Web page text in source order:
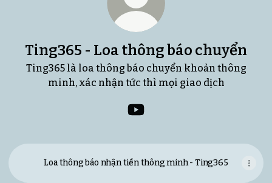
Ting365 - Loa thông báo chuyển
Ting365 là loa thông báo chuyển khoản thông
minh, xác nhận tức thì mọi giao dịch
Loa thông báo nhận tiền thông minh - Ting365